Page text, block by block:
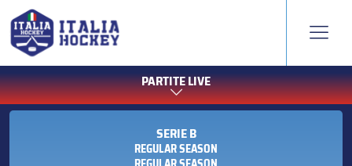
PARTITE LIVE
SERIE B
REGULAR SEASON